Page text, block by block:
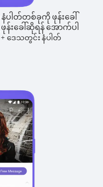
ပါတ်တစ်ခုကို ဖုန်းခေါ်
န်းခေါ်ဆိုရန် အောက်ပါ
+ ဒေသတွင်း နံပါတ်